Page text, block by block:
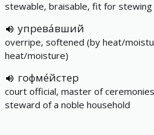
stewable, braisable, fit for stewing
упрева́вший
overripe, softened (by heat/
heat/moisture)
гофме́йстер
court official, master of ceremonies
steward of a noble household